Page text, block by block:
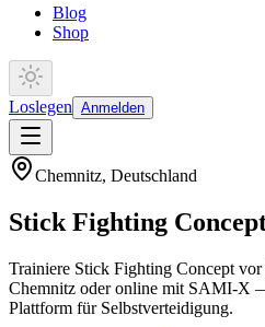
Blog
Shop
Loslegen Anmelden
Chemnitz, Deutschland
Stick Fighting
Trainiere Stick Fighting Concept
Chemnitz oder online mit SAMI-X
Plattform für Selbstverteidigung.